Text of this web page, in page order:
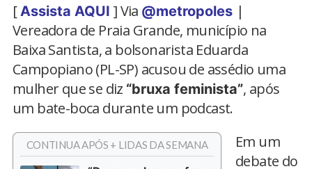
[Assista AQUI ] Via @metropoles |
Vereadora de Praia Grande, município na
Baixa Santista, a bolsonarista Eduarda
Campopiano (PL-SP) acusou de assédio uma
mulher que se diz “bruxa feminista”, após
um bate-boca durante um podcast.
CONTINUA APÓS + LIDAS DA SEMANA
Em um
debate do